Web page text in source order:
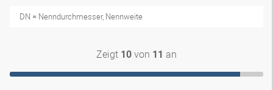
DN = Nenndurchmesser, Nennweite
Zeigt 10 von 11 an